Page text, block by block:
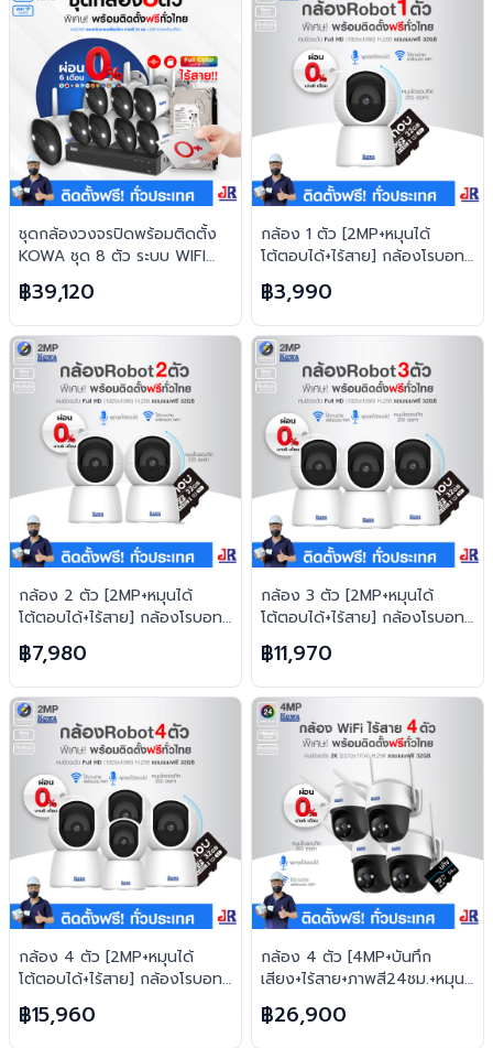
ชุดกล้องวงจรปิดพร้อมติดตั้ง
KOWA ชุด 8 ตัว ระบบ WIFI
2ล้านพิกเซล ภาพสี 24 ชม.
บันทึกภาพพร้อมเสียง
฿39,120
กล้อง 1 ตัว [2MP+หมุนได้
โต้ตอบได้+ไร้สาย] กล้องโรบอท
ยอดฮิต ไร้สาย H.265 FREE เม
มทุกตัว
฿3,990
กล้อง 2 ตัว [2MP+หมุนได้
โต้ตอบได้+ไร้สาย] กล้องโรบอท
ยอดฮิต ไร้สาย H.265 FREE เม
มทุกตัว
฿7,980
กล้อง 3 ตัว [2MP+หมุนได้
โต้ตอบได้+ไร้สาย] กล้องโรบอท
ยอดฮิต ไร้สาย H.265 FREE เม
มทุกตัว
฿11,970
กล้อง 4 ตัว [2MP+หมุนได้
โต้ตอบได้+ไร้สาย] กล้องโรบอท
ยอดฮิต ไร้สาย H.265 FREE เม
มทุกตัว
฿15,960
กล้อง 4 ตัว [4MP+บันทึก
เสียง+ไร้สาย+ภาพสี24ชม.+หมุน
ได้โต้ตอบได้] ไร้สาย H.265
FREE เมมทุกตัว
฿26,900